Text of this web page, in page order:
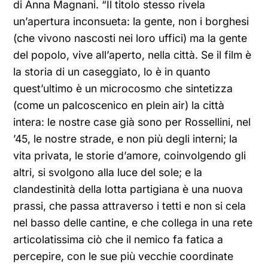
di Anna Magnani. “Il titolo stesso rivela
un’apertura inconsueta: la gente, non i borghesi
(che vivono nascosti nei loro uffici) ma la gente
del popolo, vive all’aperto, nella città. Se il film è
la storia di un caseggiato, lo è in quanto
quest’ultimo è un microcosmo che sintetizza
(come un palcoscenico en plein air) la città
intera: le nostre case già sono per Rossellini, nel
’45, le nostre strade, e non più degli interni; la
vita privata, le storie d’amore, coinvolgendo gli
altri, si svolgono alla luce del sole; e la
clandestinità della lotta partigiana è una nuova
prassi, che passa attraverso i tetti e non si cela
nel basso delle cantine, e che collega in una rete
articolatissima ciò che il nemico fa fatica a
percepire, con le sue più vecchie coordinate